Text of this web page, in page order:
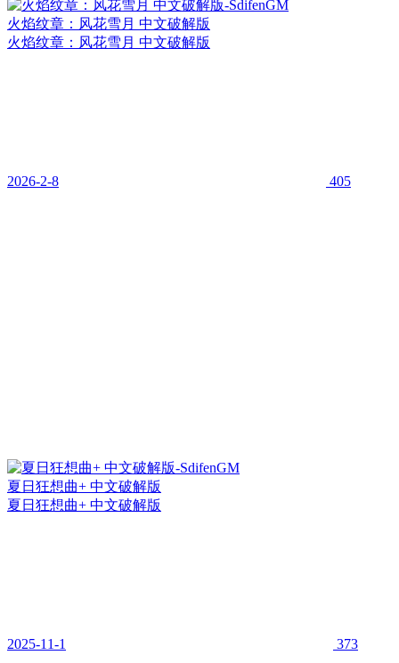
火焰纹章：风花雪月 中文破解版
火焰纹章：风花雪月 中文破解版
2026-2-8 405
夏日狂想曲+ 中文破解版
夏日狂想曲+ 中文破解版
2025-11-1 373